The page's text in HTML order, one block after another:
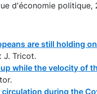
d'économie
are still holding
J. Tricot.
while the velocity of
during the